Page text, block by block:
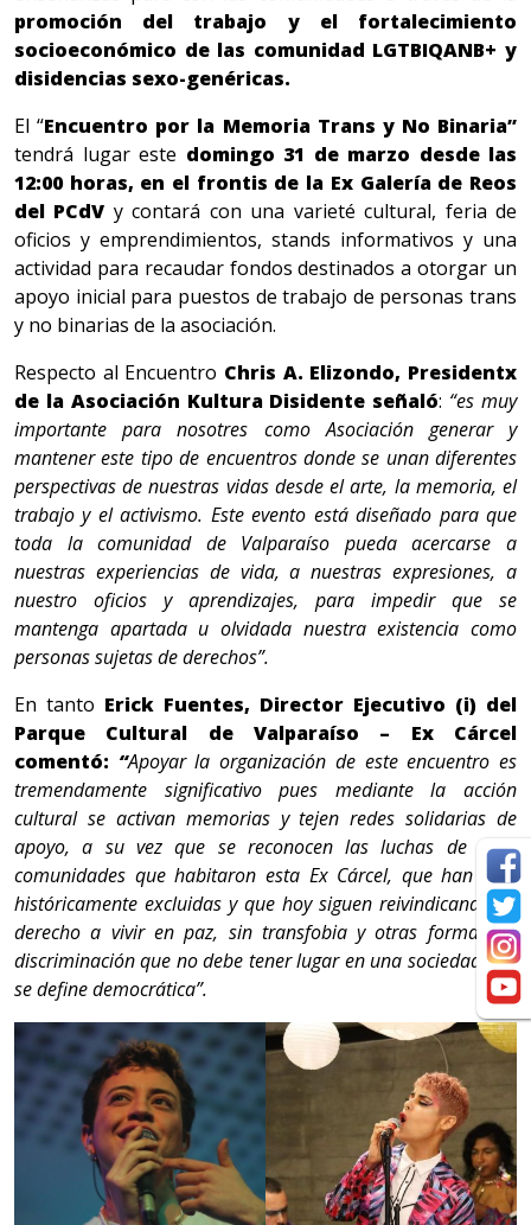
promoción del trabajo y el fortalecimiento
socioeconómico de las comunidad LGTBIQANB+ y
disidencias sexo-genéricas.
El “Encuentro por la Memoria Trans y No Binaria”
tendrá lugar este domingo 31 de marzo desde las
12:00 horas, en el frontis de la Ex Galería de Reos
del PCdV y contará con una varieté cultural, feria de
oficios y emprendimientos, stands informativos y una
actividad para recaudar fondos destinados a otorgar un
apoyo inicial para puestos de trabajo de personas trans
y no binarias de la asociación.
Respecto al Encuentro Chris A. Elizondo, Presidentx
de la Asociación Kultura Disidente señaló: “es muy
importante para nosotres como Asociación generar y
mantener este tipo de encuentros donde se unan diferentes
perspectivas de nuestras vidas desde el arte, la memoria, el
trabajo y el activismo. Este evento está diseñado para que
toda la comunidad de Valparaíso pueda acercarse a
nuestras experiencias de vida, a nuestras expresiones, a
nuestro oficios y aprendizajes, para impedir que se
mantenga apartada u olvidada nuestra existencia como
personas sujetas de derechos”.
En tanto Erick Fuentes, Director Ejecutivo (i) del
Parque Cultural de Valparaíso – Ex Cárcel
comentó: “Apoyar la organización de este encuentro es
tremendamente significativo pues mediante la acción
cultural se activan memorias y tejen redes solidarias de
apoyo, a su vez que se reconocen las luchas de toda
comunidades que habitaron esta Ex Cárcel, que han sido
históricamente excluidas y que hoy siguen reivindicando su
derecho a vivir en paz, sin transfobia y otras formas de
discriminación que no debe tener lugar en una sociedad que
se define democrática”.